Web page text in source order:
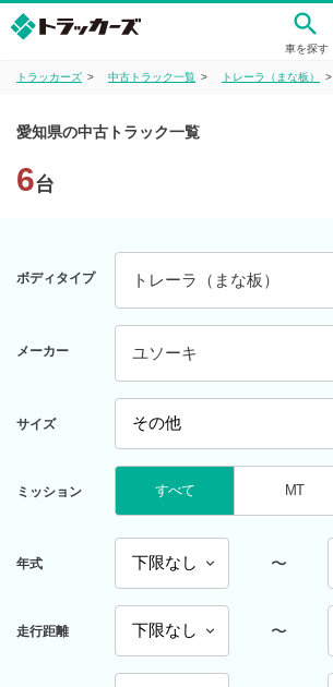
車を探す
トラッカーズ 中古トラック一覧 トレーラ（まな板）
愛知県の中古トラック一覧
6台
ボディタイプ トレーラ（まな板）
メーカー ユソーキ
サイズ
ミッション すべて MT
年式 〜
走行距離 〜